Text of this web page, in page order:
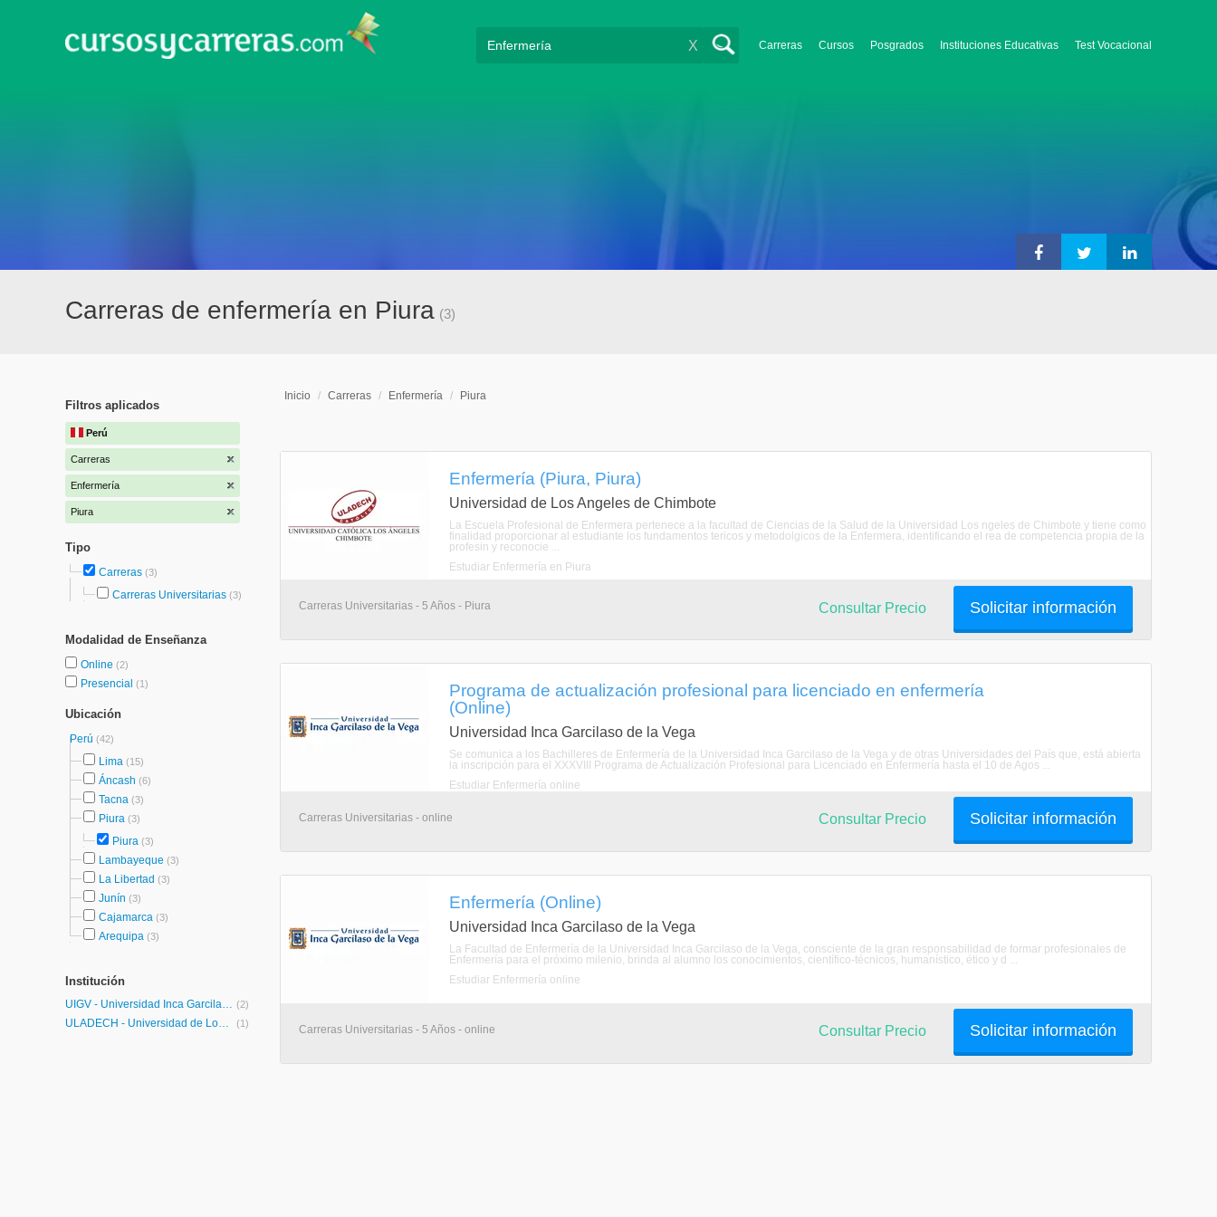
Carreras Cursos Posgrados Instituciones Educativas Test Vocacional
X
Carreras de enfermería en Piura (3)
Filtros aplicados
Perú
Carreras
Enfermería
Piura
Tipo
Carreras (3)
Carreras Universitarias (3)
Modalidad de Enseñanza
Online (2)
Presencial (1)
Ubicación
Perú (42)
Lima (15)
Áncash (6)
Tacna (3)
Piura (3)
Piura (3)
Lambayeque (3)
La Libertad (3)
Junín (3)
Cajamarca (3)
Arequipa (3)
Institución
UIGV - Universidad Inca Garcilaso de la Vega (2)
ULADECH - Universidad de Los Angeles de Chimbote (1)
Inicio / Carreras / Enfermería / Piura
Enfermería (Piura, Piura)
Universidad de Los Angeles de Chimbote
La Escuela Profesional de Enfermera pertenece a la facultad de Ciencias de la Salud de la Universidad Los ngeles de Chimbote y tiene como
finalidad proporcionar al estudiante los fundamentos tericos y metodolgicos de la Enfermera, identificando el rea de competencia propia de la
profesin y reconocie ...
Estudiar Enfermería en Piura
Carreras Universitarias - 5 Años - Piura Solicitar información
Consultar Precio
Programa de actualización profesional para licenciado en enfermería
(Online)
Universidad Inca Garcilaso de la Vega
Se comunica a los Bachilleres de Enfermería de la Universidad Inca Garcilaso de la Vega y de otras Universidades del País que, está abierta
la inscripción para el XXXVIII Programa de Actualización Profesional para Licenciado en Enfermería hasta el 10 de Agos ...
Estudiar Enfermería online
Carreras Universitarias - online Solicitar información
Consultar Precio
Enfermería (Online)
Universidad Inca Garcilaso de la Vega
La Facultad de Enfermería de la Universidad Inca Garcilaso de la Vega, consciente de la gran responsabilidad de formar profesionales de
Enfermería para el próximo milenio, brinda al alumno los conocimientos, científico-técnicos, humanístico, ético y d ...
Estudiar Enfermería online
Carreras Universitarias - 5 Años - online Solicitar información
Consultar Precio